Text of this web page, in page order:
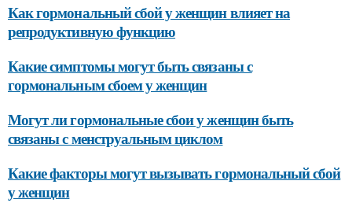
Как гормональный сбой у женщин влияет на
репродуктивную функцию
Какие симптомы могут быть связаны с
гормональным сбоем у женщин
Могут ли гормональные сбои у женщин быть
связаны с менструальным циклом
Какие факторы могут вызывать гормональный сбой
у женщин